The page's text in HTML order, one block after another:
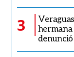
3
hermana
denunció